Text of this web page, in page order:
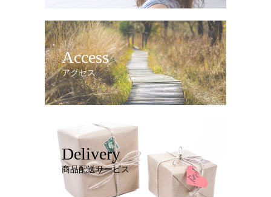
Access
アクセス
Delivery
商品配送サービス